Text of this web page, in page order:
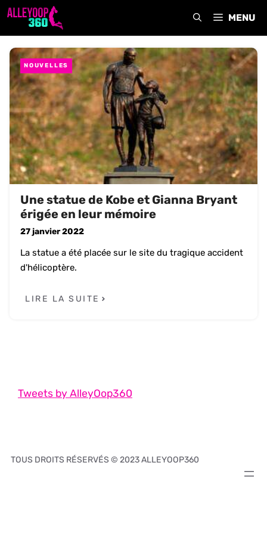
Aller
MENU
NOUVELLES
Une statue de Kobe et Gianna Bryant
érigée en leur mémoire
27 janvier 2022
La statue a été placée sur le site du tragique accident
d'hélicoptère.
LIRE LA SUITE
Tweets by AlleyOop360
TOUS DROITS RÉSERVÉS © 2023 ALLEYOOP360